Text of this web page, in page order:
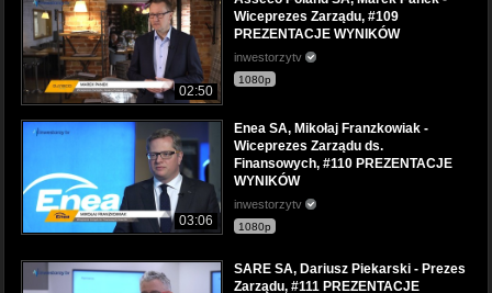
02:50
Wiceprezes Zarządu, #109
PREZENTACJE WYNIKÓW
inwestorzytv
1080p
03:06
Enea SA, Mikołaj Franzkowiak -
Wiceprezes Zarządu ds.
Finansowych, #110 PREZENTACJE
WYNIKÓW
inwestorzytv
1080p
SARE SA, Dariusz Piekarski - Prezes
Zarządu, #111 PREZENTACJE